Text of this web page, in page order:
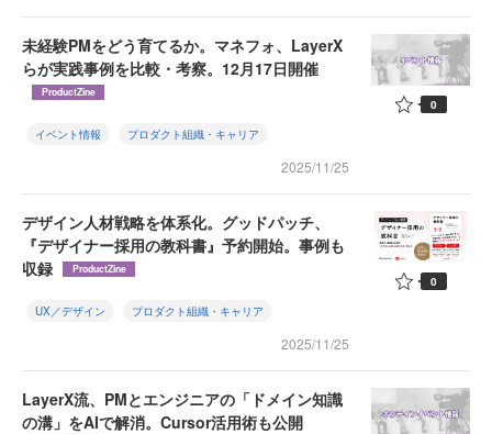
未経験PMをどう育てるか。マネフォ、LayerX
らが実践事例を比較・考察。12月17日開催
ProductZine
イベント情報 プロダクト組織・キャリア
2025/11/25
0
デザイン人材戦略を体系化。グッドパッチ、
『デザイナー採用の教科書』予約開始。事例も
収録
ProductZine
UX／デザイン プロダクト組織・キャリア
2025/11/25
0
LayerX流、PMとエンジニアの「ドメイン知識
の溝」をAIで解消。Cursor活用術も公開